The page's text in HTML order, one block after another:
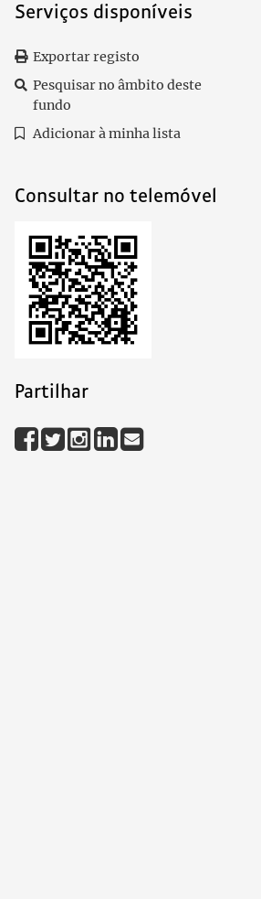
Serviços disponíveis
Exportar registo
Pesquisar no âmbito deste
fundo
Adicionar à minha lista
Consultar no telemóvel
Partilhar